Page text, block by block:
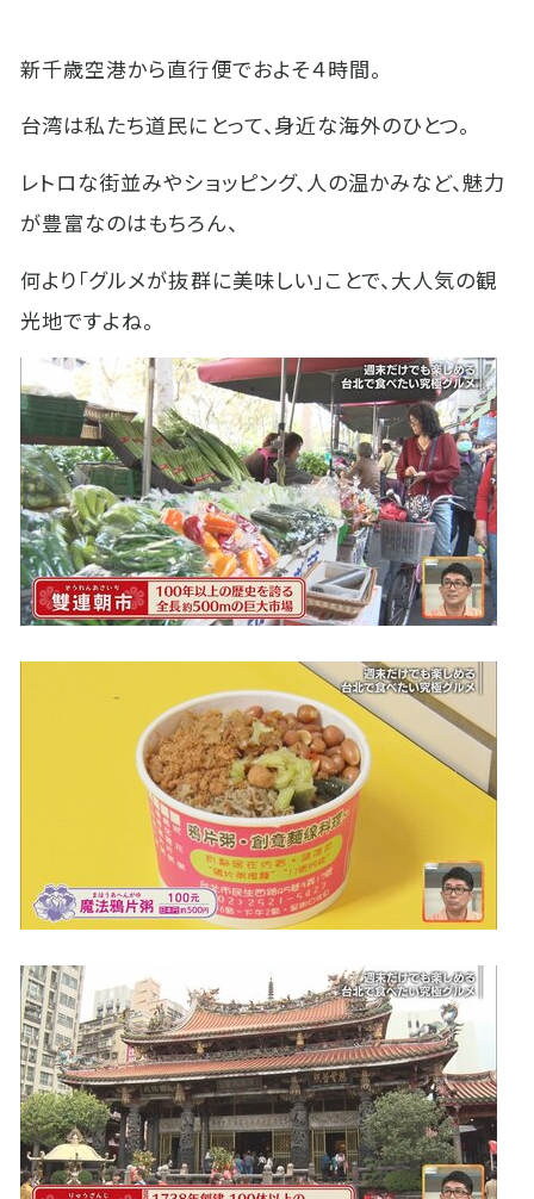
新千歳空港から直行便でおよそ４時間。
台湾は私たち道民にとって、身近な海外のひとつ。
レトロな街並みやショッピング、人の温かみなど、魅力
が豊富なのはもちろん、
何より「グルメが抜群に美味しい」ことで、大人気の観
光地ですよね。